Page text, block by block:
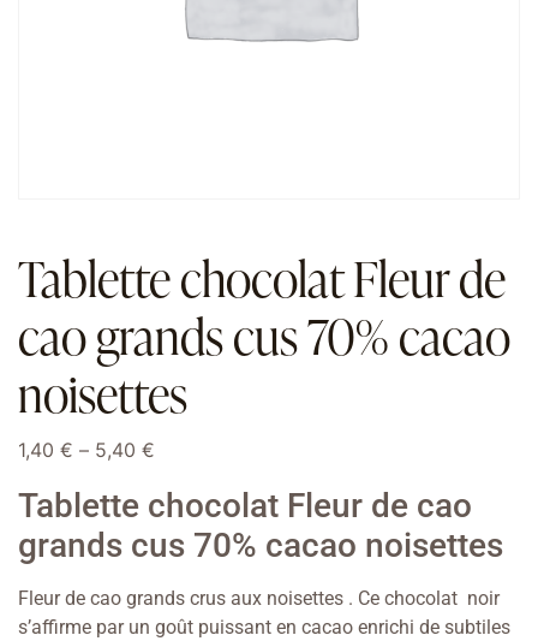
Tablette chocolat Fleur de
cao grands cus 70% cacao
noisettes
1,40 € – 5,40 €
Tablette chocolat Fleur de cao
grands cus 70% cacao noisettes
Fleur de cao grands crus aux noisettes . Ce chocolat noir
s’affirme par un goût puissant en cacao enrichi de subtiles